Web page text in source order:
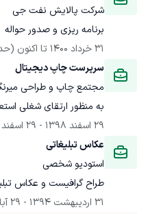
شرکت پالایش نفت جی
برنامه ریزی و صدور حواله
31 خرداد 1400
تا اکنون
سرپرست چاپ دیجیتال
مجتمع چاپ و طراحی
به منظور ارتقای شغلی
29 اسفند 1398
- 29 اسفند 1399
عکاس تبلیغاتی
استودیو شخصی
طراح گرافیست و عکاس
31 اردیبهشت 1394
- 29 آبان 1398